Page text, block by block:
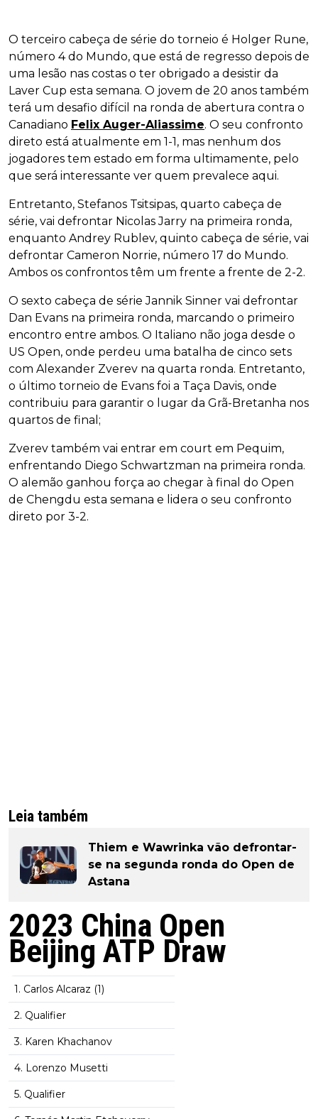
O terceiro cabeça de série do torneio é Holger Rune,
número 4 do Mundo, que está de regresso depois de
uma lesão nas costas o ter obrigado a desistir da
Laver Cup esta semana. O jovem de 20 anos também
terá um desafio difícil na ronda de abertura contra o
Canadiano Felix Auger-Aliassime. O seu confronto
direto está atualmente em 1-1, mas nenhum dos
jogadores tem estado em forma ultimamente, pelo
que será interessante ver quem prevalece aqui.
Entretanto, Stefanos Tsitsipas, quarto cabeça de
série, vai defrontar Nicolas Jarry na primeira ronda,
enquanto Andrey Rublev, quinto cabeça de série, vai
defrontar Cameron Norrie, número 17 do Mundo.
Ambos os confrontos têm um frente a frente de 2-2.
O sexto cabeça de série Jannik Sinner vai defrontar
Dan Evans na primeira ronda, marcando o primeiro
encontro entre ambos. O Italiano não joga desde o
US Open, onde perdeu uma batalha de cinco sets
com Alexander Zverev na quarta ronda. Entretanto,
o último torneio de Evans foi a Taça Davis, onde
contribuiu para garantir o lugar da Grã-Bretanha nos
quartos de final;
Zverev também vai entrar em court em Pequim,
enfrentando Diego Schwartzman na primeira ronda.
O alemão ganhou força ao chegar à final do Open
de Chengdu esta semana e lidera o seu confronto
direto por 3-2.
Leia também
Thiem e Wawrinka vão defrontar-
se na segunda ronda do Open de
Astana
2023 China Open
Beijing ATP Draw
1. Carlos Alcaraz (1)
2. Qualifier
3. Karen Khachanov
4. Lorenzo Musetti
5. Qualifier